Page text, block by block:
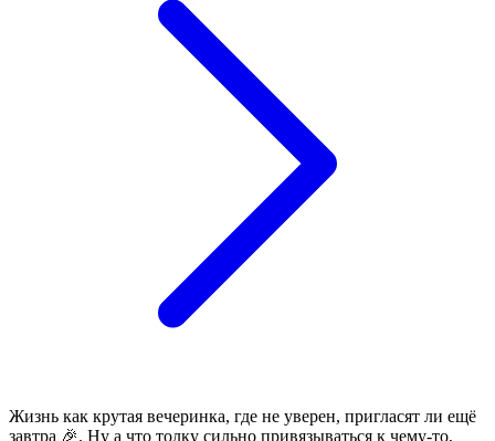
Жизнь как крутая вечеринка, где не уверен, пригласят ли ещё
завтра 🎉. Ну а что толку сильно привязываться к чему-то,